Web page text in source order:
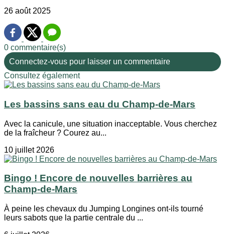
26 août 2025
0 commentaire(s)
Connectez-vous pour laisser un commentaire
Consultez également
Les bassins sans eau du Champ-de-Mars
Avec la canicule, une situation inacceptable. Vous cherchez
de la fraîcheur ? Courez au...
10 juillet 2026
Bingo ! Encore de nouvelles barrières au
Champ-de-Mars
À peine les chevaux du Jumping Longines ont-ils tourné
leurs sabots que la partie centrale du ...